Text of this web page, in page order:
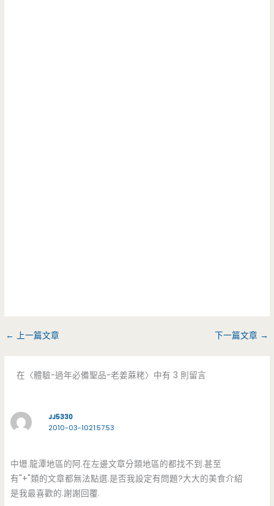
← 上一篇文章 下一篇文章 →
在〈體驗-過年必備聖品-老姜蔴粩〉中有 3 則留言
JJ5330
2010-03-1021:57:53
中壢.龍潭地區的阿.在左邊文章分類地區的都找不到.甚至
有"+"類的文章都無法點選.是否我設定有問題?大大的美食介紹
是我最喜歡的.謝謝回覆.